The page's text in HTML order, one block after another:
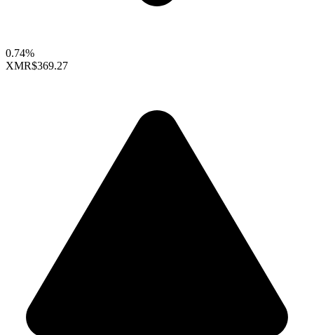
0.74%
XMR$369.27